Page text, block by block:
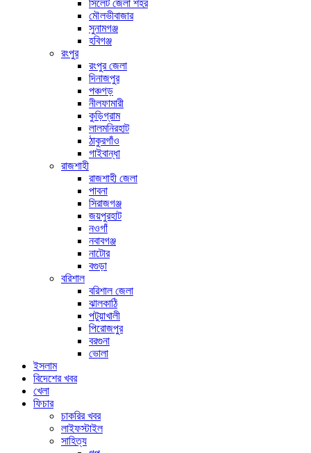
সিলেট জেলা শহর
মৌলভীবাজার
সুনামগঞ্জ
হবিগঞ্জ
রংপুর
রংপুর জেলা
দিনাজপুর
পঞ্চগড়
নীলফামারী
কুড়িগ্রাম
লালমনিরহাট
ঠাকুরগাঁও
গাইবান্ধা
রাজশাহী
রাজশাহী জেলা
পাবনা
সিরাজগঞ্জ
জয়পুরহাট
নওগাঁ
নবাবগঞ্জ
নাটোর
বগুড়া
বরিশাল
বরিশাল জেলা
ঝালকাঠি
পটুয়াখালী
পিরোজপুর
বরগুনা
ভোলা
ইসলাম
বিদেশের খবর
খেলা
ফিচার
চাকরির খবর
লাইফস্টাইল
সাহিত্য